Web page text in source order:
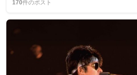
170件のポスト